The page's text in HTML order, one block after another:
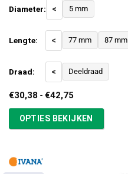
Diameter: < 5 mm
Lengte: < 77 mm 87 mm
Draad: < Deeldraad
€30,38 - €42,75Prijsklasse:
tot
€42,75
OPTIES BEKIJKEN